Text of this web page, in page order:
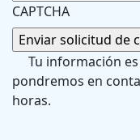
CAPTCHA
Tu información
pondremos en
horas.